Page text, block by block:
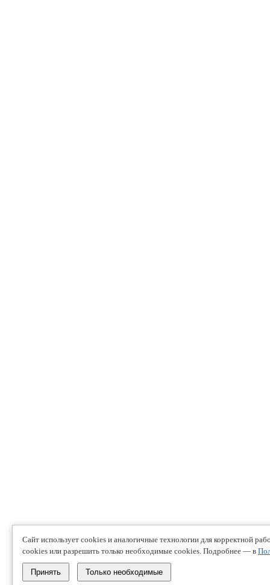
Сайт использует cookies и аналогичные технологии для корректной
cookies или разрешить только необходимые cookies. Подробнее — в
Принять Только необходимые